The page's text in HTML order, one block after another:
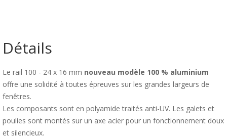
Détails
Le rail 100 - 24 x 16 mm nouveau modèle 100 % aluminium
offre une solidité à toutes épreuves sur les grandes largeurs de
fenêtres.
Les composants sont en polyamide traités anti-UV. Les galets et
poulies sont montés sur un axe acier pour un fonctionnement doux
et silencieux.